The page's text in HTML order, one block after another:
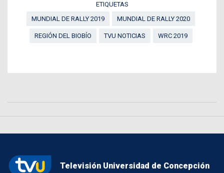
ETIQUETAS
MUNDIAL DE RALLY 2019
MUNDIAL DE RALLY 2020
REGIÓN DEL BIOBÍO TVU NOTICIAS WRC 2019
Televisión Universidad de Concepción